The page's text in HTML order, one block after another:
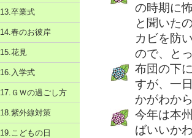
の時期に
と聞いた
カビを防
ので、と
布団の下
すが、一
かがわか
今年は本
ばいいか
13.卒業式
14.春のお彼岸
15.花見
16.入学式
17.ＧＷの過ごし方
18.紫外線対策
19.こどもの日